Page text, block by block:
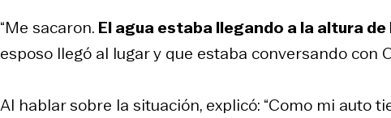
“Me sacaron. El agua estaba llegando a la altura
esposo llegó al lugar y que estaba conversando con
Al hablar sobre la situación, explicó: “Como mi auto